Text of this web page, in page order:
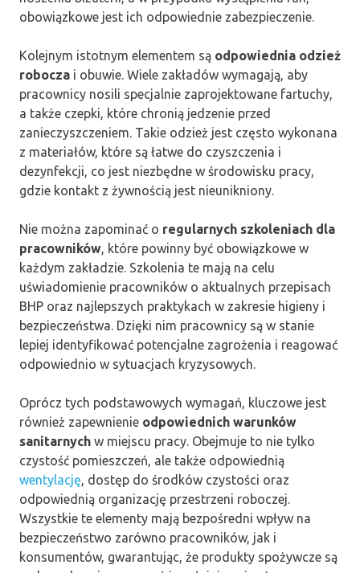
obowiązkowe jest ich odpowiednie zabezpieczenie.
Kolejnym istotnym elementem są odpowiednia odzież
robocza i obuwie. Wiele zakładów wymagają, aby
pracownicy nosili specjalnie zaprojektowane fartuchy,
a także czepki, które chronią jedzenie przed
zanieczyszczeniem. Takie odzież jest często wykonana
z materiałów, które są łatwe do czyszczenia i
dezynfekcji, co jest niezbędne w środowisku pracy,
gdzie kontakt z żywnością jest nieunikniony.
Nie można zapominać o regularnych szkoleniach dla
pracowników , które powinny być obowiązkowe w
każdym zakładzie. Szkolenia te mają na celu
uświadomienie pracowników o aktualnych przepisach
BHP oraz najlepszych praktykach w zakresie higieny i
bezpieczeństwa. Dzięki nim pracownicy są w stanie
lepiej identyfikować potencjalne zagrożenia i reagować
odpowiednio w sytuacjach kryzysowych.
Oprócz tych podstawowych wymagań, kluczowe jest
również zapewnienie odpowiednich warunków
sanitarnych w miejscu pracy. Obejmuje to nie tylko
czystość pomieszczeń, ale także odpowiednią
wentylację , dostęp do środków czystości oraz
odpowiednią organizację przestrzeni roboczej.
Wszystkie te elementy mają bezpośredni wpływ na
bezpieczeństwo zarówno pracowników, jak i
konsumentów, gwarantując, że produkty spożywcze są